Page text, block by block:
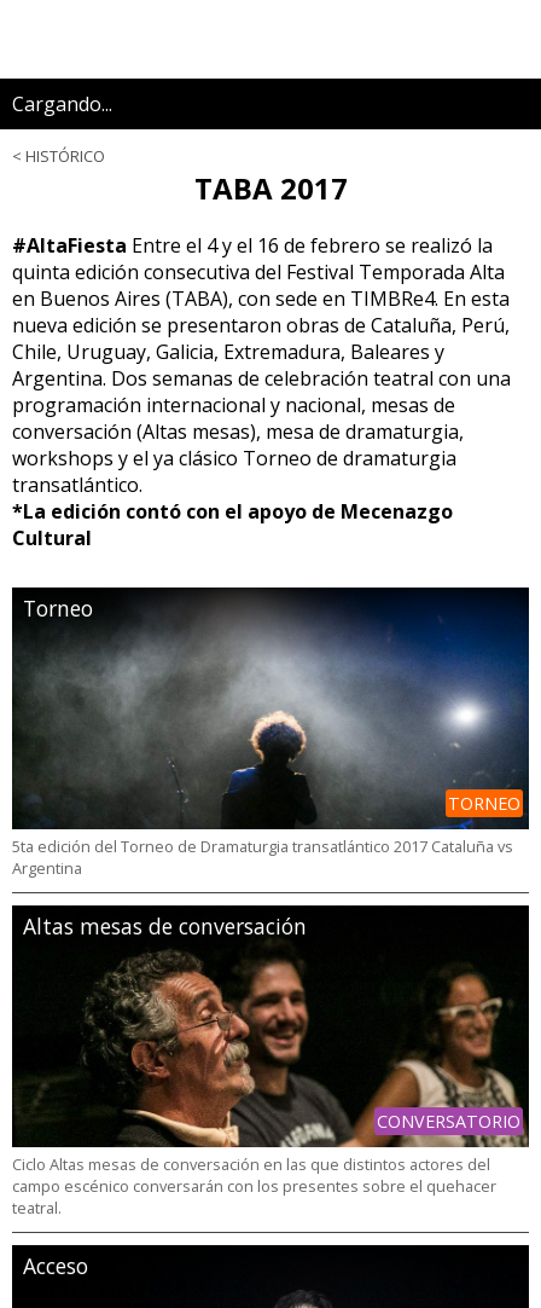
Cargando...
HISTÓRICO
TABA 2017
#AltaFiesta Entre el 4 y el 16 de febrero se realizó la
quinta edición consecutiva del Festival Temporada Alta
en Buenos Aires (TABA), con sede en TIMBRe4. En esta
nueva edición se presentaron obras de Cataluña, Perú,
Chile, Uruguay, Galicia, Extremadura, Baleares y
Argentina. Dos semanas de celebración teatral con una
programación internacional y nacional, mesas de
conversación (Altas mesas), mesa de dramaturgia,
workshops y el ya clásico Torneo de dramaturgia
transatlántico.
*La edición contó con el apoyo de Mecenazgo
Cultural
Torneo
TORNEO
5ta edición del Torneo de Dramaturgia transatlántico 2017 Cataluña vs
Argentina
Altas mesas de conversación
CONVERSATORIO
Ciclo Altas mesas de conversación en las que distintos actores del
campo escénico conversarán con los presentes sobre el quehacer
teatral.
Acceso